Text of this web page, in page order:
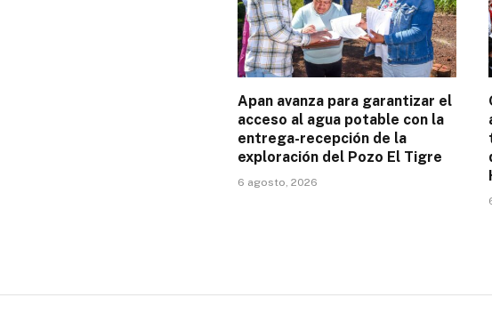
Apan avanza para garantizar el
acceso al agua potable con la
entrega-recepción de la
exploración del Pozo El Tigre
6 agosto, 2026